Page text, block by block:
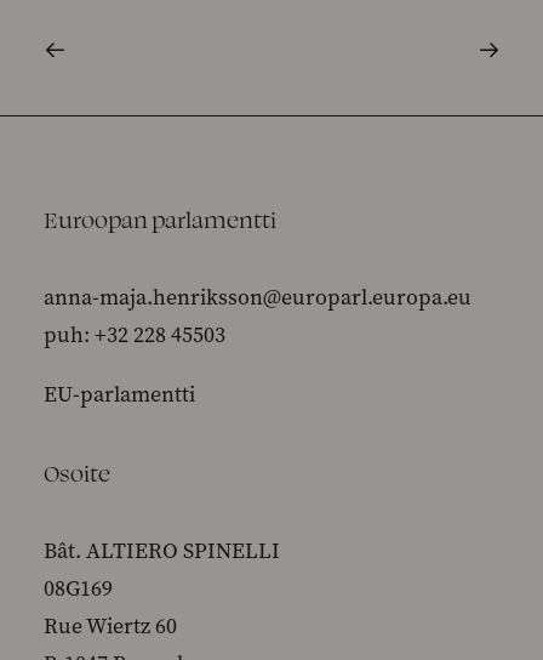
Euroopan parlamentti
anna-maja.henriksson@europarl.europa.eu
puh: +32 228 45503
EU-parlamentti
Osoite
Bât. ALTIERO SPINELLI
08G169
Rue Wiertz 60